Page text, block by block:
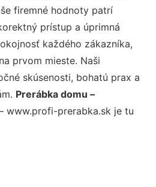
firemné hodnoty patrí
prístup a úprimná
každého zákazníka,
prvom mieste. Naši
skúsenosti, bohatú prax a
Prerábka domu –
www.profi-prerabka.sk je tu